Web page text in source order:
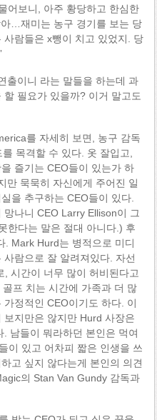
어보니, 아주 황당하고 한심한
…재미는 농구 경기를 보는 당
람들은 x뺑이 치고 있었지. 당
출이니 라는 말들을 하는데 과
필요가 있을까? 이거 말고도
를 자세히 보면, 농구 감독
목격할 수 있다. 옷 잘입고,
즐기는 CEO들이 있는가 하
만 묵묵히 자신에게 주어진 일
을 추구하는 CEO들이 있다.
망나니 CEO Larry Ellison이 그
한다는 말은 절대 아니다.) 후
. Mark Hurd는 병적으로 미디
람으로 잘 알려져있다. 자선
시간이 너무 많이 허비된다고
프 치는 시간에 가족과 더 많
정적인 CEO이기도 하다. 이
지만은 않지만 Hurd 사장은
남들이 뭐라하던 본인은 먹여
이 있고 어차피 짧은 인생을 쓰
고 싶지 않다는게 본인의 의견
의 Stan Van Gundy 감독과